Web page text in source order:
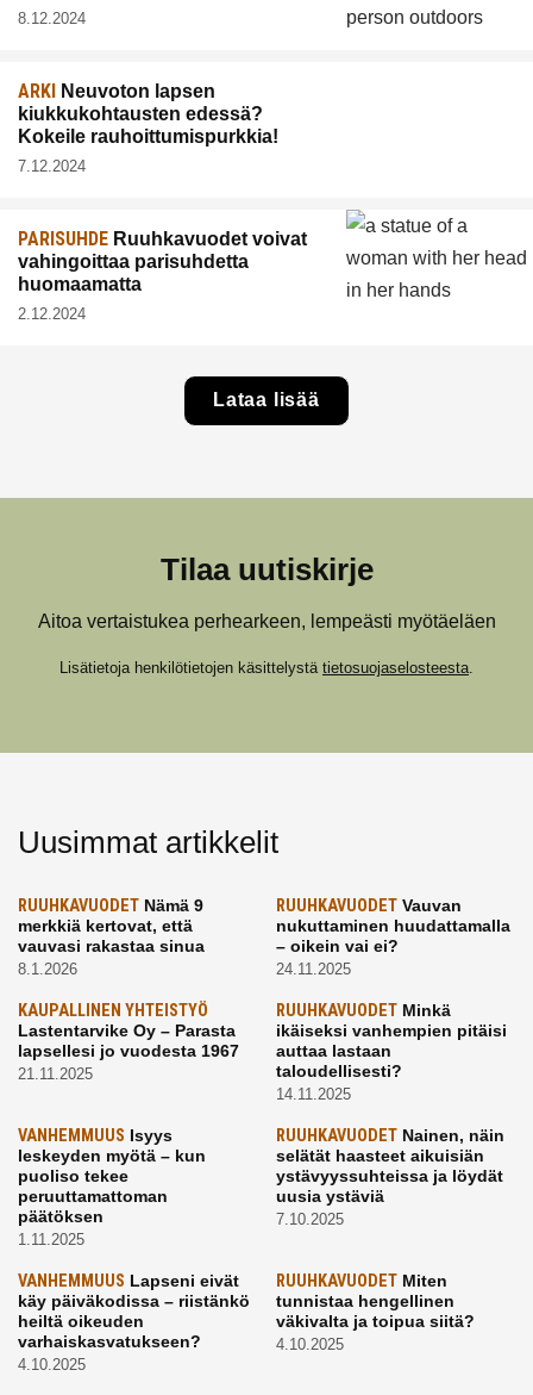
8.12.2024
ARKI Neuvoton lapsen
kiukkukohtausten edessä?
Kokeile rauhoittumispurkkia!
7.12.2024
PARISUHDE Ruuhkavuodet voivat
vahingoittaa parisuhdetta
huomaamatta
2.12.2024
Lataa lisää
Tilaa uutiskirje
Aitoa vertaistukea perhearkeen, lempeästi myötäeläen
Lisätietoja henkilötietojen käsittelystä tietosuojaselosteesta.
Uusimmat artikkelit
RUUHKAVUODET Nämä 9
merkkiä kertovat, että
vauvasi rakastaa sinua
8.1.2026
RUUHKAVUODETVauvan
nukuttaminen huudattamalla
– oikein vai ei?
24.11.2025
KAUPALLINEN YHTEISTYÖ
Lastentarvike Oy – Parasta
lapsellesi jo vuodesta 1967
21.11.2025
RUUHKAVUODETMinkä
ikäiseksi vanhempien pitäisi
auttaa lastaan
taloudellisesti?
14.11.2025
VANHEMMUUS Isyys
leskeyden myötä – kun
puoliso tekee
peruuttamattoman
päätöksen
1.11.2025
RUUHKAVUODETNainen, näin
selätät haasteet aikuisiän
ystävyyssuhteissa ja löydät
uusia ystäviä
7.10.2025
VANHEMMUUS Lapseni eivät
käy päiväkodissa – riistänkö
heiltä oikeuden
varhaiskasvatukseen?
4.10.2025
RUUHKAVUODETMiten
tunnistaa hengellinen
väkivalta ja toipua siitä?
4.10.2025